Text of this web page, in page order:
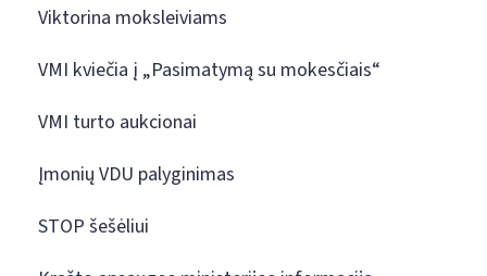
Viktorina moksleiviams
VMI kviečia į „Pasimatymą su mokesčiais“
VMI turto aukcionai
Įmonių VDU palyginimas
STOP šešėliui